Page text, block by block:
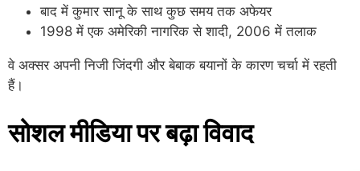
बाद में कुमार सानू के साथ कुछ समय तक अफेयर
1998 में एक अमेरिकी नागरिक से शादी, 2006 में तलाक
वे अक्सर अपनी निजी जिंदगी और बेबाक बयानों के कारण चर्चा में रहती
हैं।
सोशल मीडिया पर बढ़ा विवाद